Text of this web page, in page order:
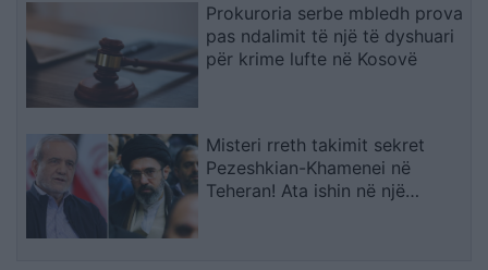
Prokuroria serbe mbledh prova
pas ndalimit të një të dyshuari
për krime lufte në Kosovë
Misteri rreth takimit sekret
Pezeshkian-Khamenei në
Teheran! Ata ishin në një